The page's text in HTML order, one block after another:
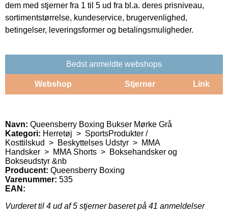
dem med stjerner fra 1 til 5 ud fra bl.a. deres prisniveau,
sortimentstørrelse, kundeservice, brugervenlighed,
betingelser, leveringsformer og betalingsmuligheder.
Bedst anmeldte webshops
Webshop Stjerner Link
Navn: Queensberry Boxing Bukser Mørke Grå
Kategori: Herretøj > SportsProdukter /
Kosttilskud > Beskyttelses Udstyr > MMA
Handsker > MMA Shorts > Boksehandsker og
Bokseudstyr &nb
Producent: Queensberry Boxing
Varenummer: 535
EAN:
Vurderet til 4 ud af 5 stjerner baseret på 41 anmeldelser